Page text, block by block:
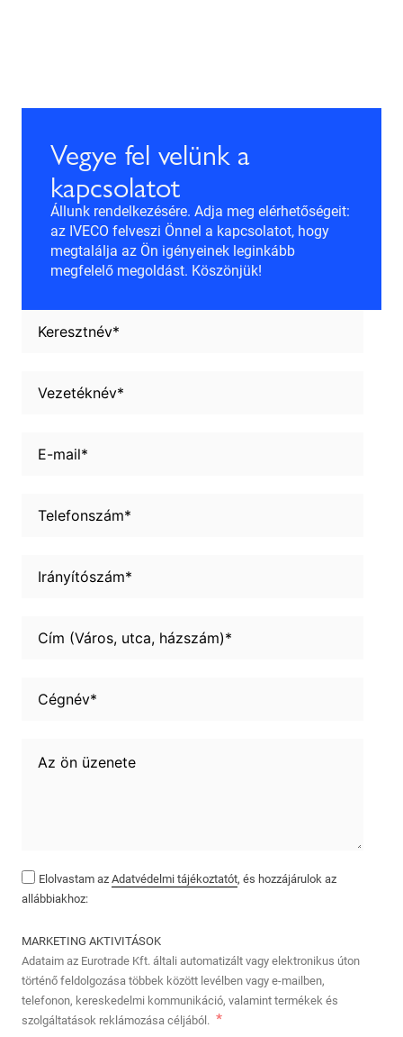
Vegye fel velünk a
kapcsolatot
Állunk rendelkezésére. Adja meg elérhetőségeit:
az IVECO felveszi Önnel a kapcsolatot, hogy
megtalálja az Ön igényeinek leginkább
megfelelő megoldást. Köszönjük!
Elolvastam az Adatvédelmi tájékoztatót, és hozzájárulok az
allábbiakhoz:
MARKETING AKTIVITÁSOK
Adataim az Eurotrade Kft. általi automatizált vagy elektronikus úton
történő feldolgozása többek között levélben vagy e-mailben,
telefonon, kereskedelmi kommunikáció, valamint termékek és
szolgáltatások reklámozása céljából.